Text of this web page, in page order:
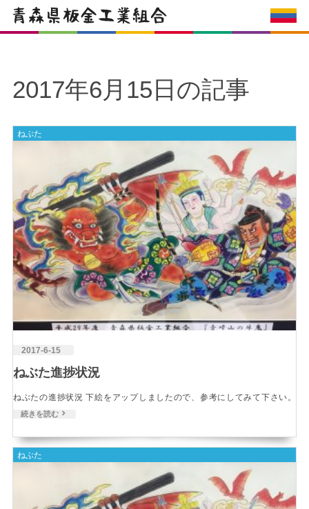
2017年6月15日の記事
ねぶた
2017-6-15
ねぶた進捗状況
ねぶたの進捗状況 下絵をアップしましたので、参考にしてみて下さい。
続きを読む
ねぶた